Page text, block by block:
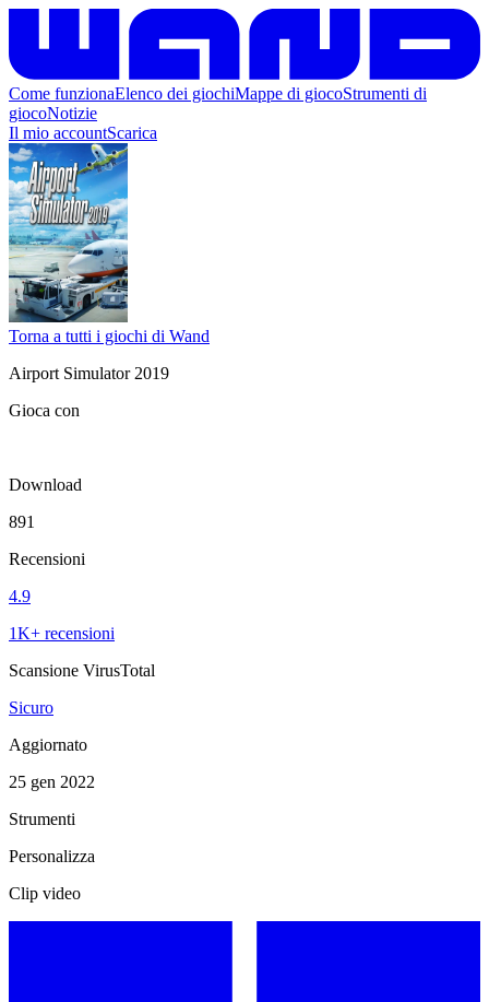
Come funzionaElenco dei giochiMappe di giocoStrumenti di
giocoNotizie
Il mio accountScarica
Torna a tutti i giochi di Wand
Airport Simulator 2019
Gioca con
Download
891
Recensioni
4.9
1K+ recensioni
Scansione VirusTotal
Sicuro
Aggiornato
25 gen 2022
Strumenti
Personalizza
Clip video